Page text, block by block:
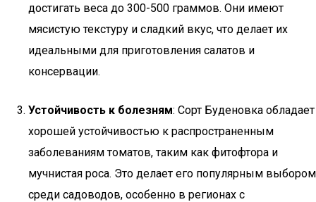
достигать веса до 300-500 граммов. Они имеют
мясистую текстуру и сладкий вкус, что делает их
идеальными для приготовления салатов и
консервации.
Устойчивость к болезням: Сорт Буденовка обладает
хорошей устойчивостью к распространенным
заболеваниям томатов, таким как фитофтора и
мучнистая роса. Это делает его популярным выбором
среди садоводов, особенно в регионах с